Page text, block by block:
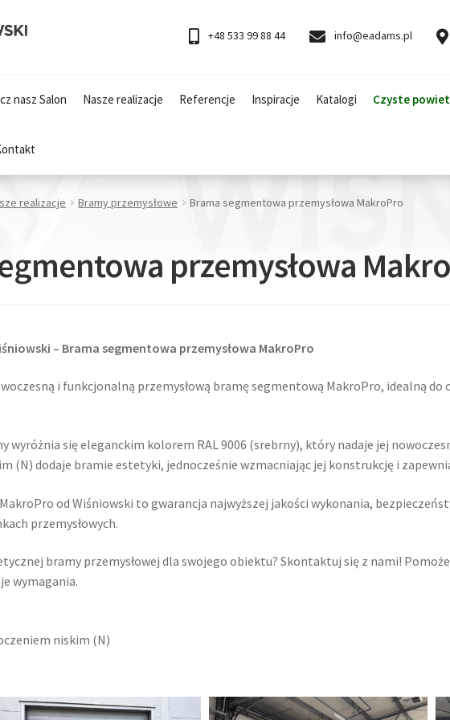
+48 533 99 88 44 info@eadams.pl
nasz Salon Nasze realizacje Referencje Inspiracje Katalogi Czyste
realizacje Bramy przemysłowe Brama segmentowa przemysłowa MakroPro
przemysłowa
– Brama segmentowa przemysłowa MakroPro
i funkcjonalną przemysłową bramę segmentową MakroPro, idealną
wyróżnia się eleganckim kolorem RAL 9006 (srebrny), który nadaje jej
(N) dodaje bramie estetyki, jednocześnie wzmacniając jej konstrukcję i
od Wiśniowski to gwarancja najwyższej jakości wykonania,
przemysłowych.
bramy przemysłowej dla swojego obiektu? Skontaktuj się z nami!
wymagania.
niskim (N)